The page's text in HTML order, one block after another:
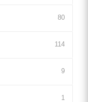
80
114
9
1